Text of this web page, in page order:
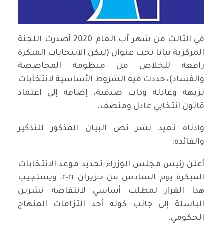
في الثالث من شهر آب العام 2020 أصدرت اللجنة
المركزية بيانا تحت عنوان (لتكن الانتخابات المبكرة
رافعة للخلاص من منظومة المحاصصة
والفساد)، حددت فيه الشروط الأساسية لانتخابات
نزيهة وعادلة وذات صدقية، إضافة إلى اعتماد
قانون انتخابي عادل ومنصف.
وادناه نعيد نشر نص البيان المذكور للتذكير
والفائدة:
أعلن رئيس مجلس الوزراء تحديد موعد الانتخابات
المبكرة يوم السادس من حزيران ٢٠٢١. ويستجيب
هذا القرار لمطلب أساسي لانتفاضة تشرين
الباسلة إلى جانب كونه أحد التزامات المنهاج
الحكومي.